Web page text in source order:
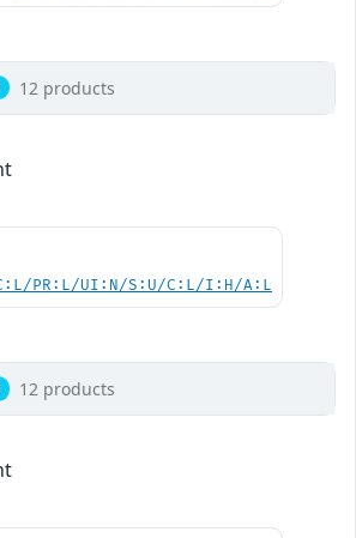
12 products
PR:L/UI:N/S:U/C:L/I:H/A:L
12 products